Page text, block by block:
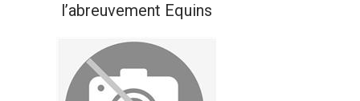
l’abreuvement Equins